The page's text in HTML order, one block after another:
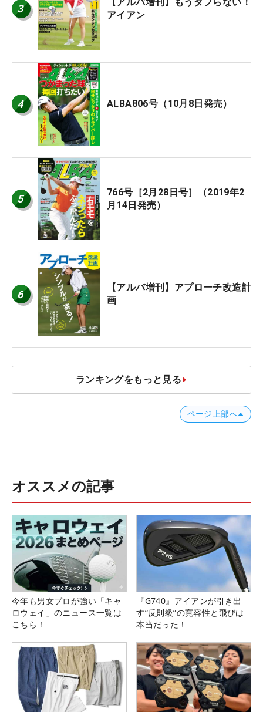
3
アイアン
4 ALBA806号（10月8日発売）
5
766号［2月28日号］（2019年2
月14日発売）
6
【アルバ増刊】アプローチ改造計
画
ランキングをもっと見る
ページ上部へ
オススメの記事
今年も男女プロが強い「キャ
ロウェイ」のニュース一覧は
こちら！
『G740』アイアンが引き出
す“反則級”の寛容性と飛びは
本当だった！